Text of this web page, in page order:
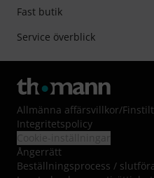
Fast butik
Service överblick
Allmänna affärsvillkor/Finstilt
Integritetspolicy
Ångerrätt
Beställningsprocess /